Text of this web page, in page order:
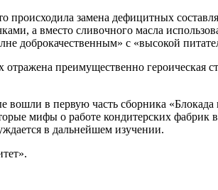
происходила замена дефицитных
а вместо сливочного масла
доброкачественным» с «высокой
преимущественно героическая
вошли в первую часть сборника
мифы о работе кондитерских
в дальнейшем изучении.